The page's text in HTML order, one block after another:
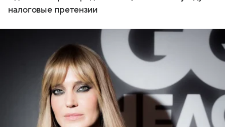
налоговые претензии